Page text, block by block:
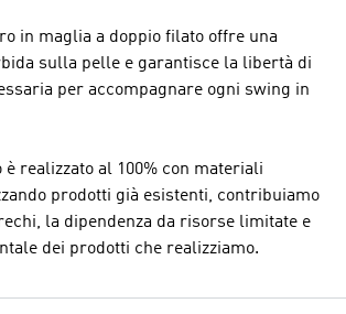
in maglia a doppio filato offre una
sulla pelle e garantisce la libertà di
per accompagnare ogni swing in
è realizzato al 100% con materiali
prodotti già esistenti, contribuiamo
la dipendenza da risorse limitate e
dei prodotti che realizziamo.